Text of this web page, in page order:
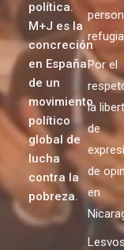
política.
M+J es la
concreción
en España
de un
movimiento
político
global de
lucha
contra la
pobreza.
Por el
la
de
de
en